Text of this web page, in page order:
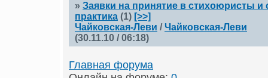
» Заявки на принятие в стихоюристы и
практика (1) [>>]
Чайковская-Леви /Чайковская-Леви
(30.11.10 / 06:18)
Главная форума